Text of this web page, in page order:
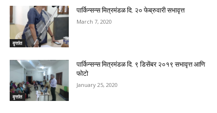
वृत्तांत
पार्किन्सन्स मित्रमंडळ दि. २० फेब्रुवारी सभावृत्त
March 7, 2020
वृत्तांत
पार्किन्सन्स मित्रमंडळ दि. ९ डिसेंबर २०१९ सभावृत्त आणि
फोटो
January 25, 2020